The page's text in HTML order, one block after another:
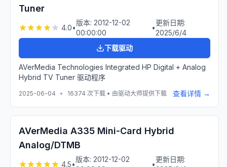
Tuner
4.0•
版本: 2012-12-02
00:00:00
•
更新日期:
2025/6/4
下载驱动
AVerMedia Technologies Integrated HP Digital + Analog
Hybrid TV Tuner 驱动程序
2025-06-04 • 16374 次下载 • 由驱动大师提供下载 查看详情 →
AVerMedia A335 Mini-Card Hybrid
Analog/DTMB
4.5•
版本: 2012-12-02
•
更新日期: